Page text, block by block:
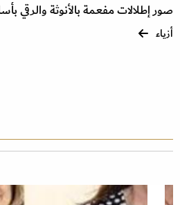
صور إطلالات مفعمة بالأنوثة والرقي
أزياء